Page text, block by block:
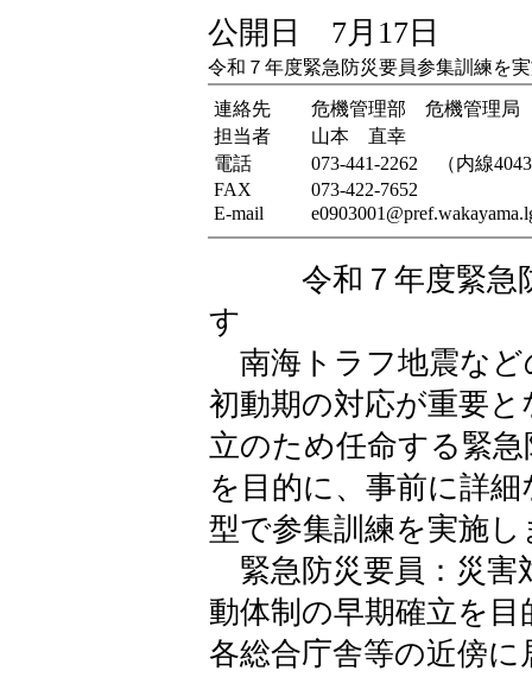
公開日 7月17日
令和７年度緊急防災要員参集訓練を
連絡先
危機管理部 危機管理局
担当者
山本 直幸
電話
073-441-2262 （内線
FAX
073-422-7652
E-mail
令和７年度緊急防
す
南海トラフ地震など
初動期の対応が重要
立のため任命する緊
を目的に、事前に詳
型で参集訓練を実施し
緊急防災要員：災害
動体制の早期確立を
各総合庁舎等の近傍